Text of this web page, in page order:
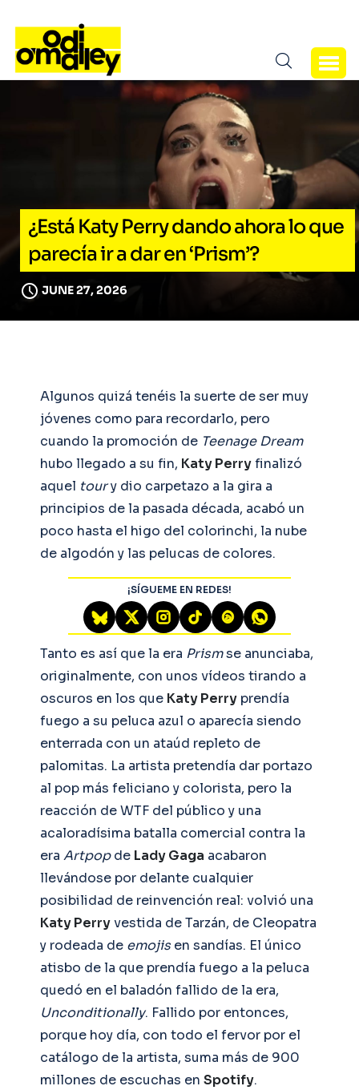
¿Está Katy Perry dando ahora lo que
parecía ir a dar en ‘Prism’?
JUNE 27, 2026
Algunos quizá tenéis la suerte de ser muy
jóvenes como para recordarlo, pero
cuando la promoción de Teenage Dream
hubo llegado a su fin, Katy Perryfinalizó
aquel toury dio carpetazo a la gira a
principios de la pasada década, acabó un
poco hasta el higo del colorinchi, la nube
de algodón y las pelucas de colores.
¡SÍGUEME EN REDES!
Tanto es así que la era Prismse anunciaba,
originalmente, con unos vídeos tirando a
oscuros en los que Katy Perry prendía
fuego a su peluca azul o aparecía siendo
enterrada con un ataúd repleto de
palomitas. La artista pretendía dar portazo
al pop más feliciano y colorista, pero la
reacción de WTF del público y una
acaloradísima batalla comercial contra la
era Artpopde Lady Gaga acabaron
llevándose por delante cualquier
posibilidad de reinvención real: volvió una
Katy Perryvestida de Tarzán, de Cleopatra
y rodeada de emojisen sandías. El único
atisbo de la que prendía fuego a la peluca
quedó en el baladón fallido de la era,
Unconditionally. Fallido por entonces,
porque hoy día, con todo el fervor por el
catálogo de la artista, suma más de 900
millones de escuchas en Spotify.